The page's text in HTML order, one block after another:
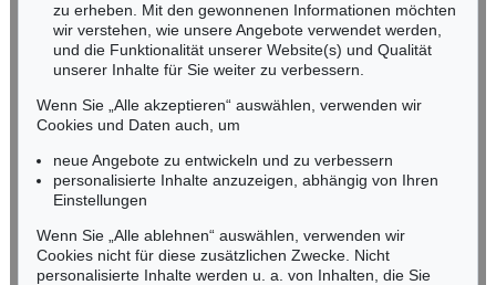
NORDDEUTSCHLAND
Nico Kassel, M.A.
Tel.: +49 (0)89 55244-164
Mobil: +49 (0)171 8618661
n.kassel@kettererkunst.de
Keine Auktion mehr verpassen!
Wir informieren Sie rechtzeitig.
zu erheben. Mit den gewonnenen Informationen möchten
wir verstehen, wie unsere Angebote verwendet werden,
und die Funktionalität unserer Website(s) und Qualität
unserer Inhalte für Sie weiter zu verbessern.
Wenn Sie „Alle akzeptieren“ auswählen, verwenden wir
Cookies und Daten auch, um
neue Angebote zu entwickeln und zu verbessern
personalisierte Inhalte anzuzeigen, abhängig von Ihren
Einstellungen
Wenn Sie „Alle ablehnen“ auswählen, verwenden wir
Cookies nicht für diese zusätzlichen Zwecke. Nicht
personalisierte Inhalte werden u. a. von Inhalten, die Sie